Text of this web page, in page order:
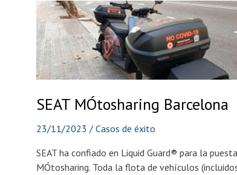
Nanoflex®
Finish
MR
en
sus
SEAT MÓtosharing Barcelona
23/11/2023 / Casos de éxito
SEAT ha confiado en Liquid Guard® para la
MÓtosharing. Toda la flota de vehículos